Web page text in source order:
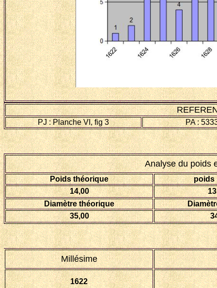
PJ : Planche VI, fig 3 PA :
Analyse du poids
Poids théorique
poids
14,00
Diamètre théorique
35,00
Millésime
1622